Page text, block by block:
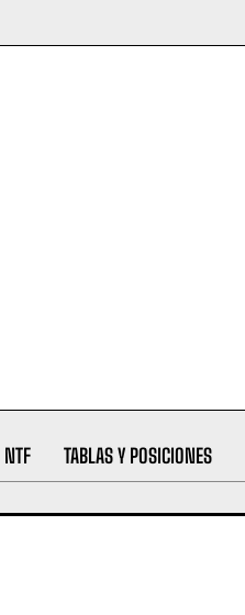
NTF TABLAS Y POSICIONES